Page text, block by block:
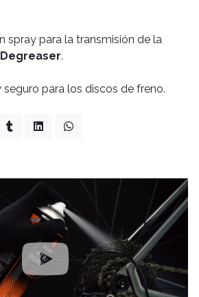
spray para la transmisión de la
.
para los discos de freno.